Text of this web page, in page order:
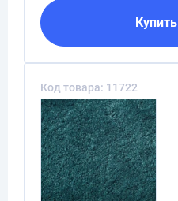
Купить
Код товара: 11722